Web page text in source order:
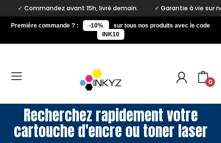
avant 15h, livré demain. Garantie à vie sur notre
Première commande ? : -10%
sur tous nos produits avec le code
INK10
0
Recherchez rapidement votre
cartouche d'encre ou toner laser